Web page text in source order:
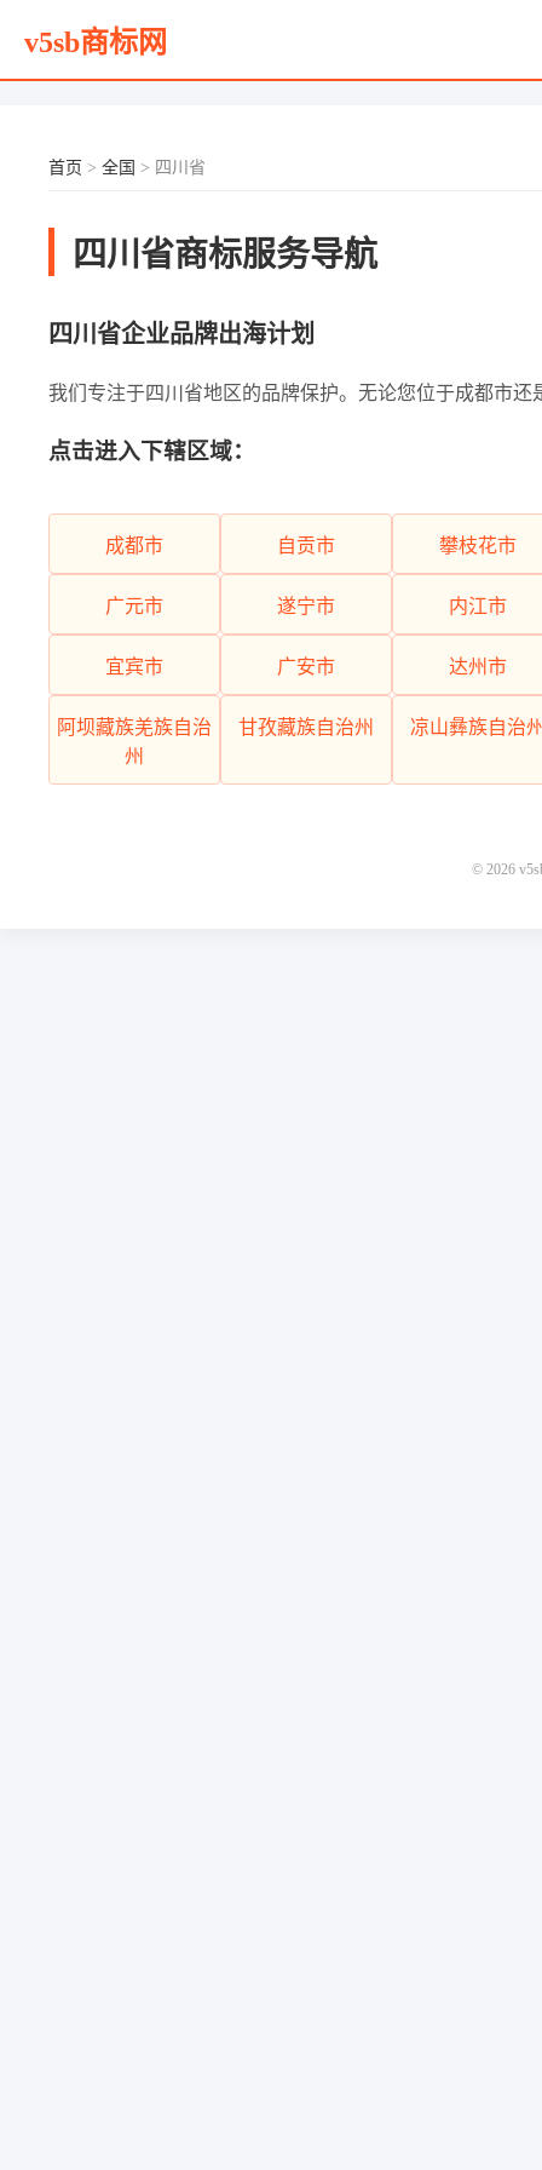
v5sb商标网
首页 > 全国 > 四川省
四川省商标服务导航
四川省企业品牌出海计划
我们专注于四川省地区的品牌保护。无论您位于成都市
点击进入下辖区域：
成都市 自贡市 攀枝花市
广元市 遂宁市 内江市
宜宾市 广安市 达州市
阿坝藏族羌族自治
州
甘孜藏族自治州 凉山彝族自治
© 2026